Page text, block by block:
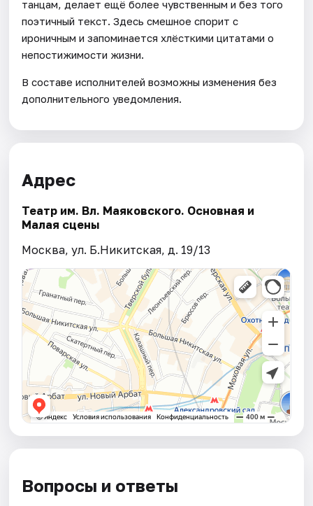
танцам, делает ещё более чувственным и без того
поэтичный текст. Здесь смешное спорит с
ироничным и запоминается хлёсткими цитатами о
непостижимости жизни.
В составе исполнителей возможны изменения без
дополнительного уведомления.
Адрес
Театр им. Вл. Маяковского. Основная и
Малая сцены
Москва, ул. Б.Никитская, д. 19/13
Вопросы и ответы